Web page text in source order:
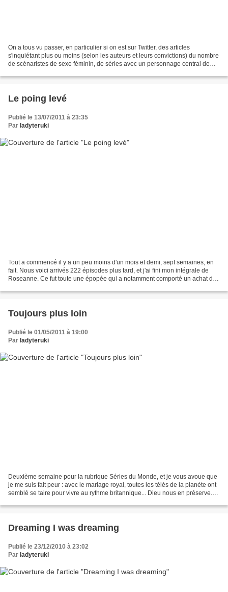
On a tous vu passer, en particulier si on est sur Twitter, des articles
s'inquiétant plus ou moins (selon les auteurs et leurs convictions) du nombre
de scénaristes de sexe féminin, de séries avec un personnage central de
Le poing levé
Publié le 13/07/2011 à 23:35
Par ladyteruki
Tout a commencé il y a un peu moins d'un mois et demi, sept semaines, en
fait. Nous voici arrivés 222 épisodes plus tard, et j'ai fini mon intégrale de
Roseanne. Ce fut toute une épopée qui a notamment comporté un achat de
Toujours plus loin
Publié le 01/05/2011 à 19:00
Par ladyteruki
Deuxième semaine pour la rubrique Séries du Monde, et je vous avoue que
je me suis fait peur : avec le mariage royal, toutes les télés de la planète ont
semblé se taire pour vivre au rythme britannique... Dieu nous en préserve.
Dreaming I was dreaming
Publié le 23/12/2010 à 23:02
Par ladyteruki